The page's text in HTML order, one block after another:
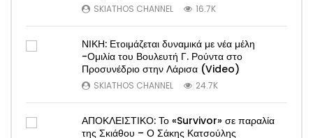
SKIATHOS CHANNEL 16.7K
ΝΙΚΗ: Ετοιμάζεται δυναμικά με νέα μέλη
-Ομιλία του Βουλευτή Γ. Ρούντα στο
Προσυνέδριο στην Λάρισα (Video)
SKIATHOS CHANNEL 24.7K
ΑΠΟΚΛΕΙΣΤΙΚΟ: Το «Survivor» σε παραλία
της Σκιάθου – Ο Σάκης Κατσούλης